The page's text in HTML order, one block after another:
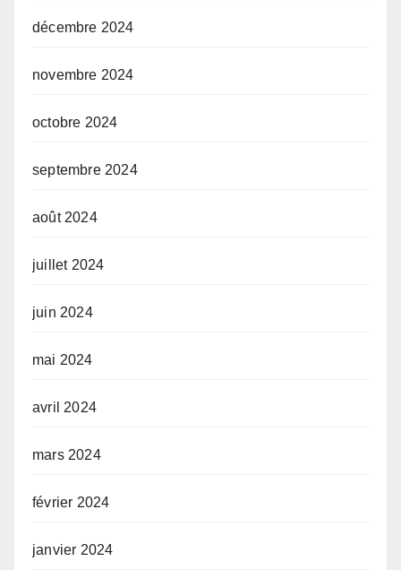
décembre 2024
novembre 2024
octobre 2024
septembre 2024
août 2024
juillet 2024
juin 2024
mai 2024
avril 2024
mars 2024
février 2024
janvier 2024